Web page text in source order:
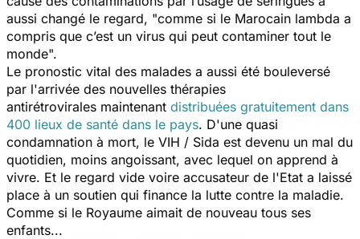
aussi changé le regard, "comme si le Marocain lambda a
compris que c’est un virus qui peut contaminer tout le
monde".
Le pronostic vital des malades a aussi été bouleversé
par l'arrivée des nouvelles thérapies
antirétrovirales maintenant distribuées gratuitement dans
400 lieux de santé dans le pays. D'une quasi
condamnation à mort, le VIH / Sida est devenu un mal du
quotidien, moins angoissant, avec lequel on apprend à
vivre. Et le regard vide voire accusateur de l'Etat a laissé
place à un soutien qui finance la lutte contre la maladie.
Comme si le Royaume aimait de nouveau tous ses
enfants...